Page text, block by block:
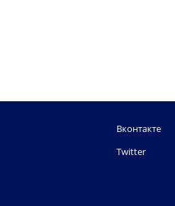
Вконтакте
Twitter